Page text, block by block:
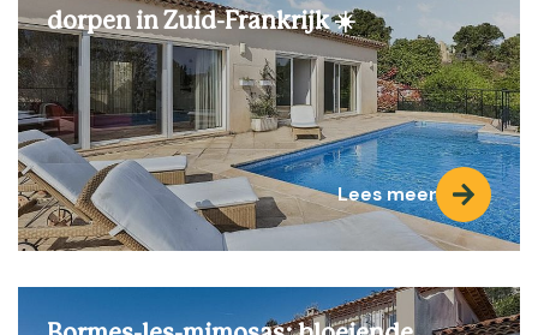
dorpen in Zuid-Frankrijk ☀️
Lees meer